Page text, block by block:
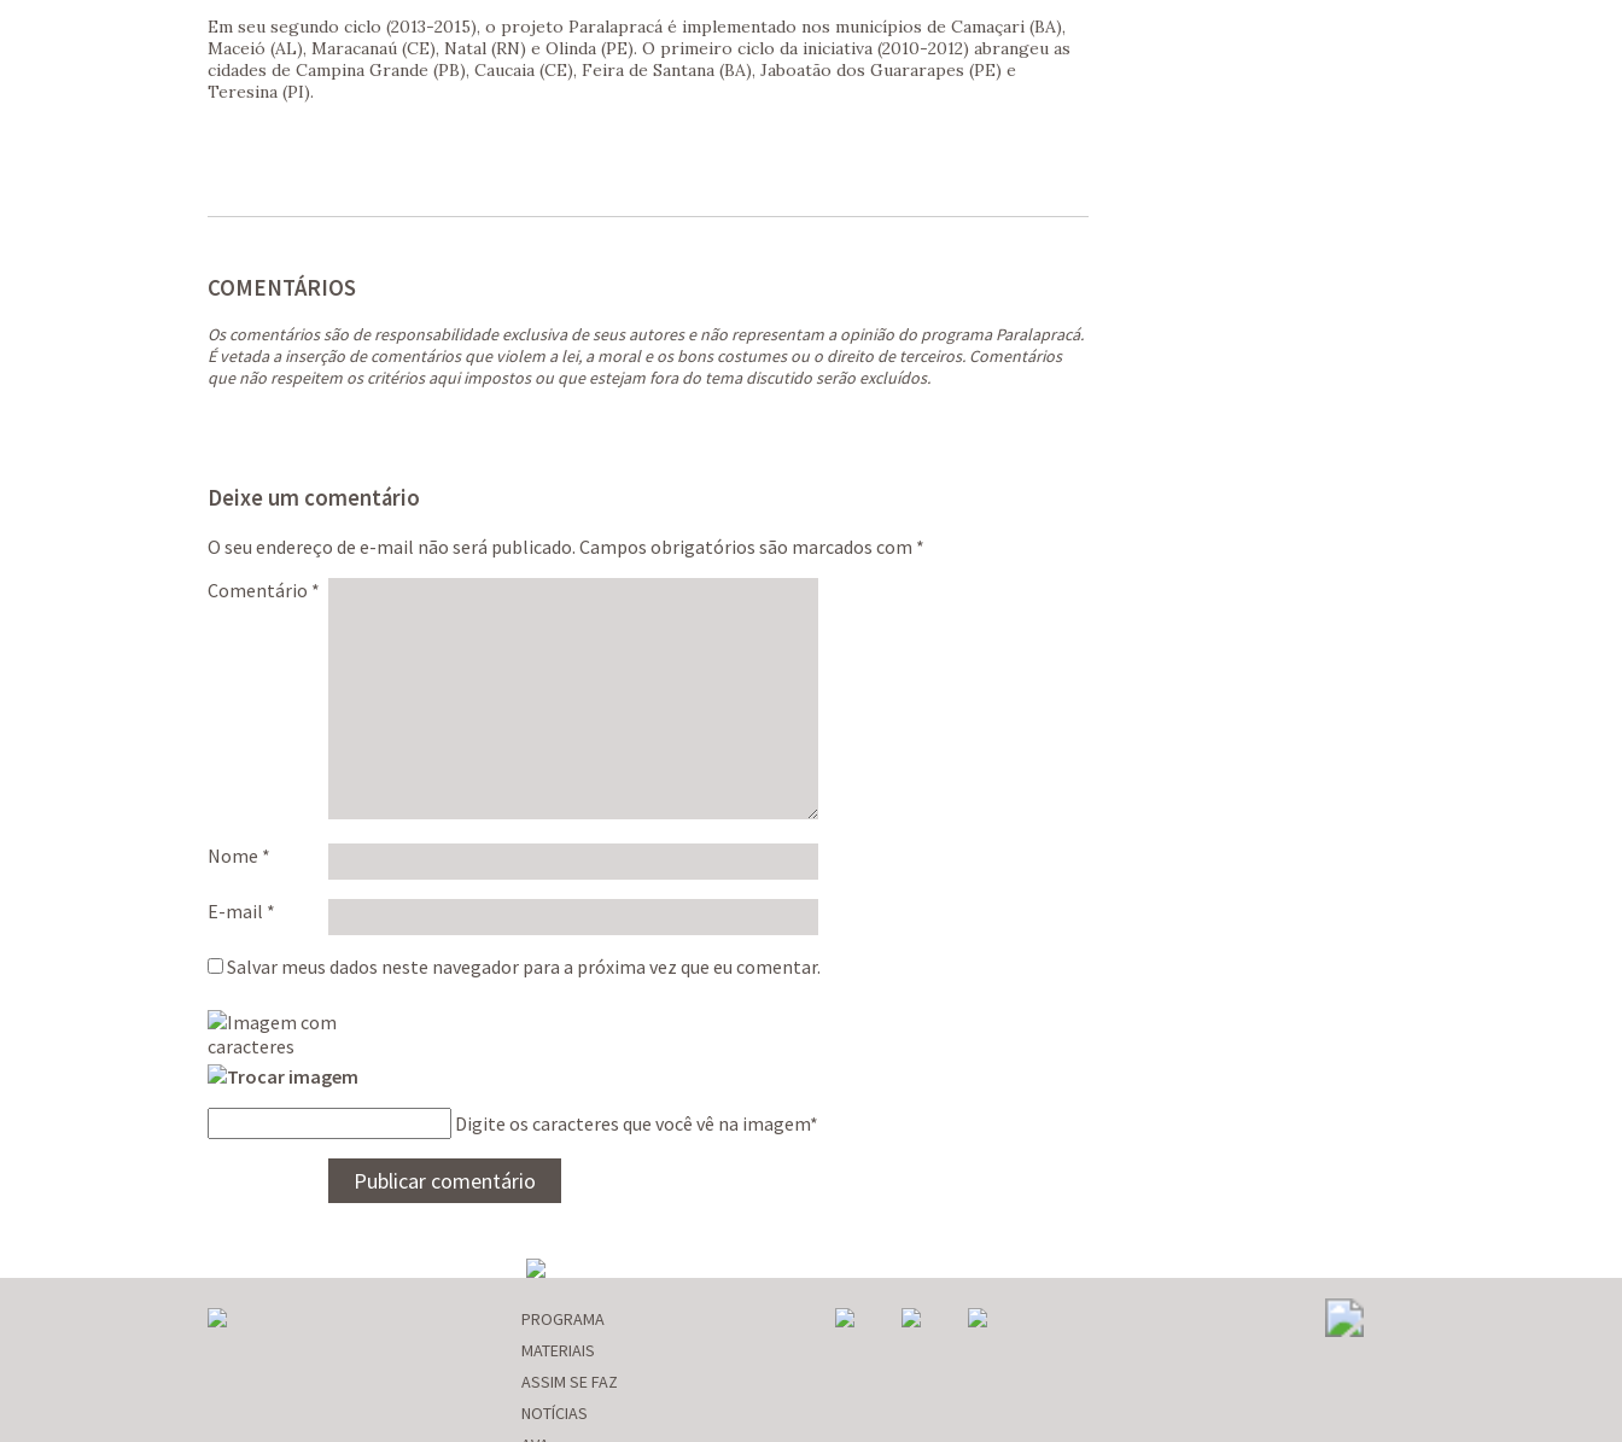
Em seu segundo ciclo (2013-2015), o projeto Paralapracá é implementado nos municípios de Camaçari (BA),
Maceió (AL), Maracanaú (CE), Natal (RN) e Olinda (PE). O primeiro ciclo da iniciativa (2010-2012) abrangeu as
cidades de Campina Grande (PB), Caucaia (CE), Feira de Santana (BA), Jaboatão dos Guararapes (PE) e
Teresina (PI).
COMENTÁRIOS
Os comentários são de responsabilidade exclusiva de seus autores e não representam a opinião do programa Paralapracá.
É vetada a inserção de comentários que violem a lei, a moral e os bons costumes ou o direito de terceiros. Comentários
que não respeitem os critérios aqui impostos ou que estejam fora do tema discutido serão excluídos.
Deixe um comentário
O seu endereço de e-mail não será publicado. Campos obrigatórios são marcados com *
Comentário *
Nome *
E-mail *
Salvar meus dados neste navegador para a próxima vez que eu comentar.
Digite os caracteres que você vê na imagem*
PROGRAMA
MATERIAIS
ASSIM SE FAZ
NOTÍCIAS